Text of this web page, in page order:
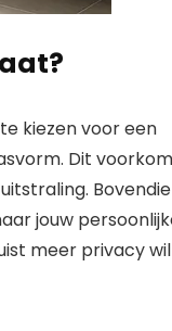
kiezen voor een
Dit
jouw
meer privacy